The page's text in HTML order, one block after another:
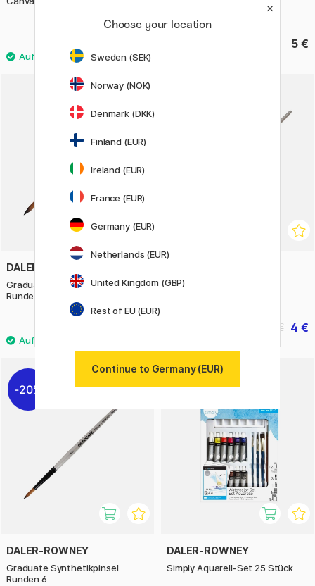
5 €
DALER-ROWNEY
Graduate Synthetikpinsel
Runden 10
Graduate Synthetikpinsel
4 €
5 €
20%
DALER-ROWNEY
Graduate Synthetikpinsel
Runden 6
DALER-ROWNEY
Simply Aquarell-Set 25 Stück
Choose your location
Sweden (SEK)
Norway (NOK)
Denmark (DKK)
Finland (EUR)
Ireland (EUR)
France (EUR)
Germany (EUR)
Netherlands (EUR)
United Kingdom (GBP)
Rest of EU (EUR)
Continue to Germany (EUR)